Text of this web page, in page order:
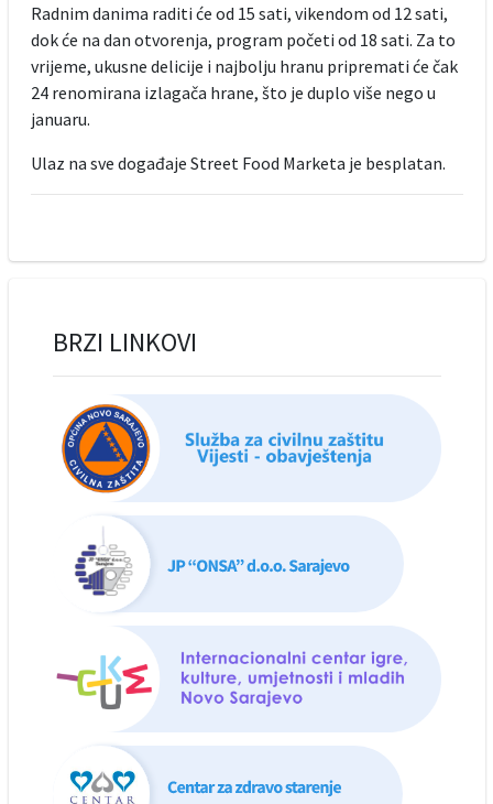
Radnim danima raditi će od 15 sati, vikendom od 12 sati,
dok će na dan otvorenja, program početi od 18 sati. Za to
vrijeme, ukusne delicije i najbolju hranu pripremati će čak
24 renomirana izlagača hrane, što je duplo više nego u
januaru.
Ulaz na sve događaje Street Food Marketa je besplatan.
BRZI LINKOVI